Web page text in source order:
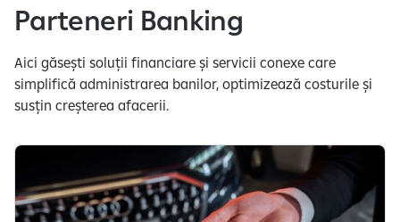
Parteneri Banking
Aici găsești soluții financiare și servicii conexe care
simplifică administrarea banilor, optimizează costurile și
susțin creșterea afacerii.